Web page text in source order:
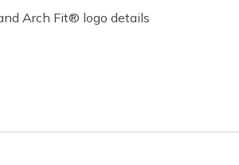
Arch Fit® logo details